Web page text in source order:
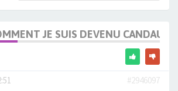
JE SUIS DEVENU
#2946097